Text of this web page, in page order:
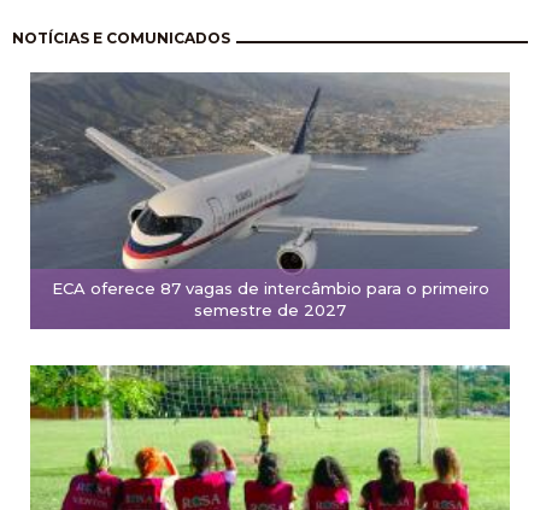
NOTÍCIAS E COMUNICADOS
ECA oferece 87 vagas de intercâmbio para o primeiro
semestre de 2027
Pagination